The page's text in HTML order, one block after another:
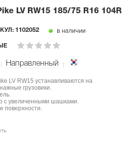
LV RW15 185/75 R16 104R
1102052 в наличии
Направленный
LV RW15 устанавливаются на
грузовики.
с увеличенными шашками.
поверхности.